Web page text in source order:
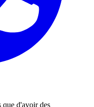
que d'avoir des